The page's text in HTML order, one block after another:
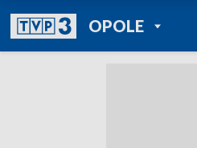
OPOLEPOWRÓT DO
TVP REGIONY